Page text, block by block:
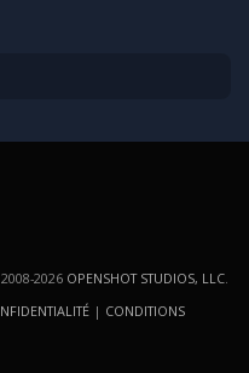
2026 OPENSHOT STUDIOS, LLC
| CONDITIONS